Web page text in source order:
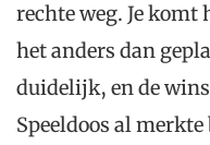
rechte weg. Je komt
het anders dan
duidelijk, en de
Speeldoos al